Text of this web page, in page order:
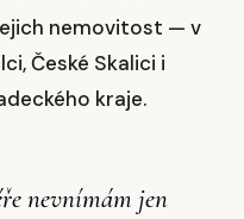
nemovitost — v
České Skalici i
kraje.
nevnímám jen